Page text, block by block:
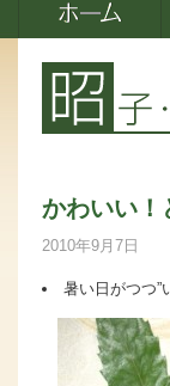
かわいい！
2010年9月7日
暑い日がつつ”